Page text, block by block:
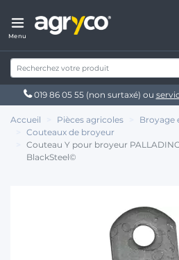
Menu
019 86 05 55 (non surtaxé) ou
Accueil Pièces agricoles
Broyage
Couteaux de broyeur
Couteau Y pour broyeur
BlackSteel©